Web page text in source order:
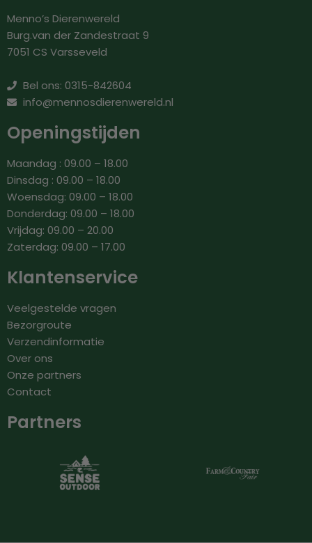
Menno’s Dierenwereld
Burg.van der Zandestraat 9
7051 CS Varsseveld
Bel ons: 0315-842604
info@mennosdierenwereld.nl
Openingstijden
Maandag : 09.00 – 18.00
Dinsdag : 09.00 – 18.00
Woensdag: 09.00 – 18.00
Donderdag: 09.00 – 18.00
Vrijdag: 09.00 – 20.00
Zaterdag: 09.00 – 17.00
Klantenservice
Veelgestelde vragen
Bezorgroute
Verzendinformatie
Over ons
Onze partners
Contact
Partners